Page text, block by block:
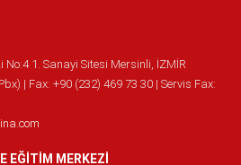
1. Sanayi Sitesi Mersinli, İZMİR
| Fax: +90 (232) 469 73 30 | Servis Fax:
EĞİTİM MERKEZİ